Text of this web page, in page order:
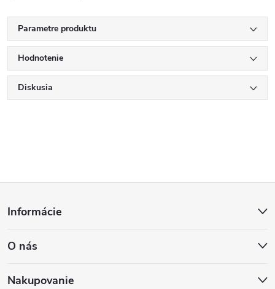
Parametre produktu
Hodnotenie
Diskusia
p
Informácie
O nás
Nakupovanie